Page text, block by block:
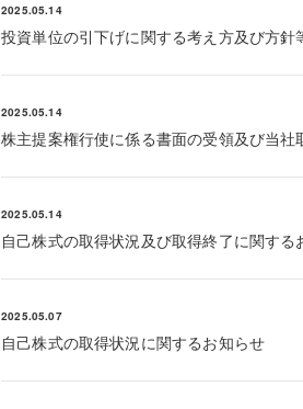
2025.05.14
投資単位の引下げに関する考え方及び方針
2025.05.14
株主提案権行使に係る書面の受領及び当
2025.05.14
自己株式の取得状況及び取得終了に関する
2025.05.07
自己株式の取得状況に関するお知らせ